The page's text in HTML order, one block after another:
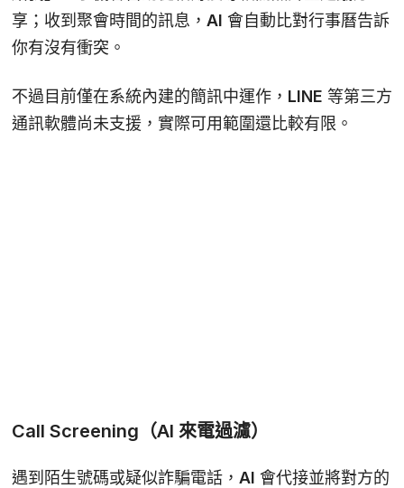
享；收到聚會時間的訊息，AI 會自動比對行事曆告訴
你有沒有衝突。
不過目前僅在系統內建的簡訊中運作，LINE 等第三方
通訊軟體尚未支援，實際可用範圍還比較有限。
Call Screening （AI 來電過濾）
遇到陌生號碼或疑似詐騙電話，AI 會代接並將對方的